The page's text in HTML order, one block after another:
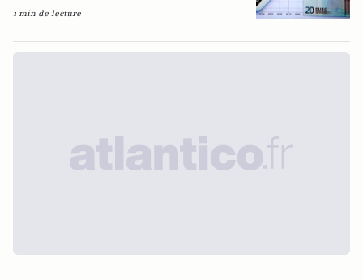
1 min de lecture